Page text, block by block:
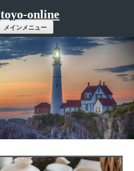
toyo-online
メインメニュー